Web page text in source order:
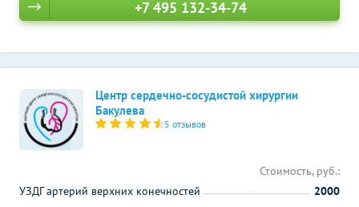
+7 495 132-34-74
Центр сердечно-сосудистой хирургии
Бакулева
5 отзывов
Стоимость, руб.:
УЗДГ артерий верхних конечностей
2000